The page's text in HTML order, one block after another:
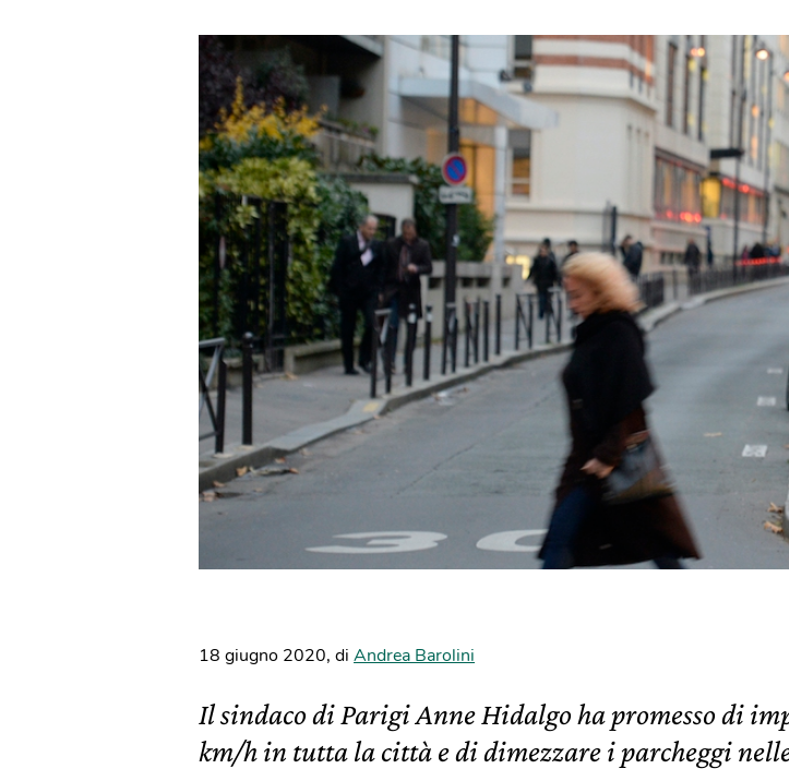
18 giugno 2020, di Andrea Barolini
Il sindaco di Parigi Anne Hidalgo ha promesso di
km/h in tutta la città e di dimezzare i parcheggi